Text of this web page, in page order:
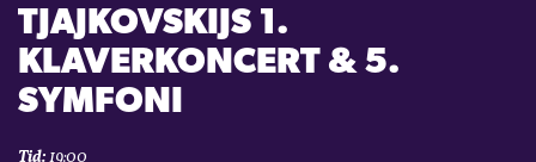
TJAJKOVSKIJS 1.
KLAVERKONCERT & 5.
SYMFONI